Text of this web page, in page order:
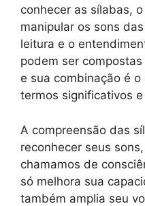
conhecer as sílabas,
manipular os sons
leitura e o
podem ser
e sua combinação é
termos significativos
A compreensão das
reconhecer seus
chamamos de
só melhora sua
também amplia seu